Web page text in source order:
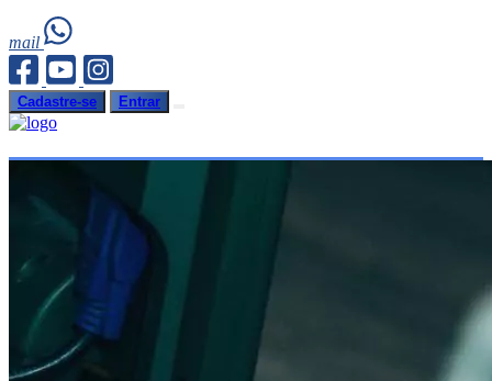
mail
Cadastre-se Entrar